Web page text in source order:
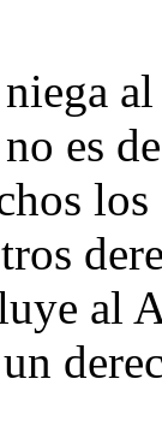
es
al